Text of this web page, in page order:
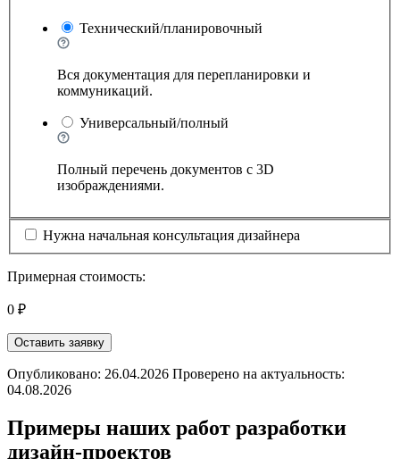
Технический/планировочный
Вся документация для перепланировки и
коммуникаций.
Универсальный/полный
Полный перечень документов с 3D
изображдениями.
Нужна начальная консультация дизайнера
Примерная стоимость:
0 ₽
Оставить заявку
Опубликовано: 26.04.2026 Проверено на актуальность:
04.08.2026
Примеры наших работ разработки
дизайн-проектов